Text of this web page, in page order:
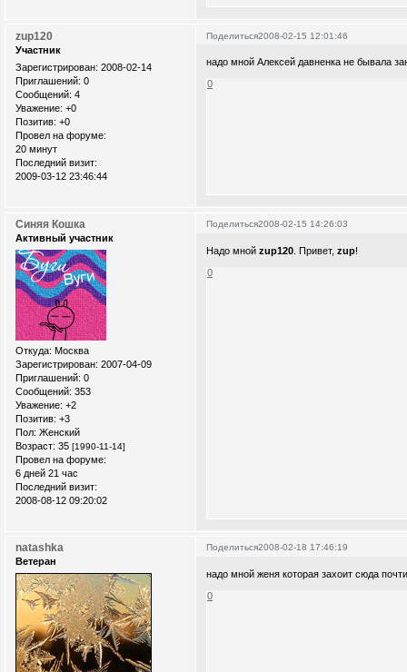
Поделиться2008-02-15 12:01:46
zup120
Участник
Зарегистрирован: 2008-02-14
Приглашений: 0
Сообщений: 4
Уважение: +0
Позитив: +0
Провел на форуме:
20 минут
Последний визит:
2009-03-12 23:46:44
надо мной Алексей давненка не бывала
0
Поделиться2008-02-15 14:26:03
Синяя Кошка
Активный участник
Откуда: Москва
Зарегистрирован: 2007-04-09
Приглашений: 0
Сообщений: 353
Уважение: +2
Позитив: +3
Пол: Женский
Возраст: 35 [1990-11-14]
Провел на форуме:
6 дней 21 час
Последний визит:
2008-08-12 09:20:02
Надо мнойzup120 . Привет,zup!
0
Поделиться2008-02-18 17:46:19
natashka
Ветеран
надо мной женя которая захоит сюда
0